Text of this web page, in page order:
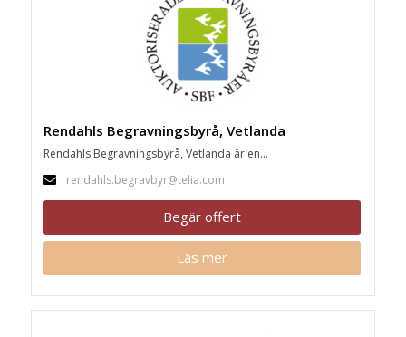
Rendahls Begravningsbyrå, Vetlanda
Rendahls Begravningsbyrå, Vetlanda är en...
rendahls.begravbyr@telia.com
Begär offert
Läs mer